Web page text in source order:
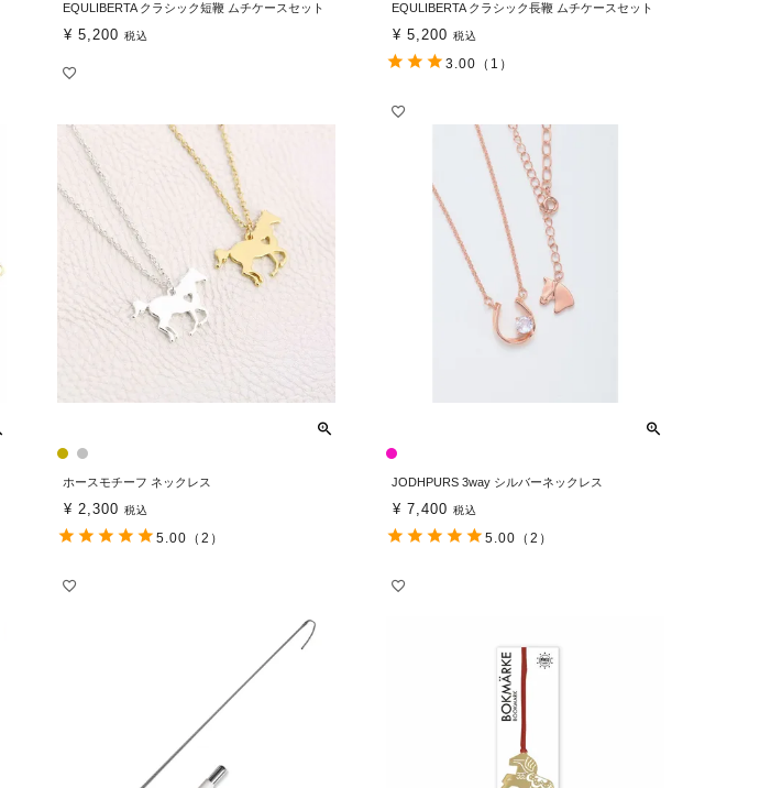
EQULIBERTA クラシック短鞭 ムチケースセット
¥ 5,200 税込
EQULIBERTA クラシック長鞭 ムチケースセット
¥ 5,200 税込
3.00 （1）
ホースモチーフ ネックレス
¥ 2,300 税込
5.00 （2）
JODHPURS 3way シルバーネックレス
¥ 7,400 税込
5.00 （2）